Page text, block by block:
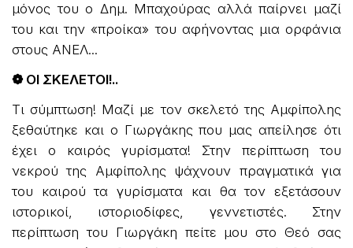
μόνος του ο Δημ. Μπαχούρας αλλά παίρνει μαζί
του και την «προίκα» του αφήνοντας μια ορφάνια
στους ΑΝΕΛ...
❁ ΟΙ ΣΚΕΛΕΤΟΙ!..
Τι σύμπτωση! Μαζί με τον σκελετό της Αμφίπολης
ξεθαύτηκε και ο Γιωργάκης που μας απείλησε ότι
έχει ο καιρός γυρίσματα! Στην περίπτωση του
νεκρού της Αμφίπολης ψάχνουν πραγματικά για
του καιρού τα γυρίσματα και θα τον εξετάσουν
ιστορικοί, ιστοριοδίφες, γεννετιστές. Στην
περίπτωση του Γιωργάκη πείτε μου στο Θεό σας